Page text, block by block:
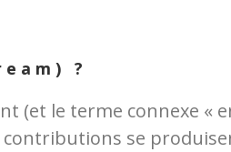
?
(et le terme connexe «
se